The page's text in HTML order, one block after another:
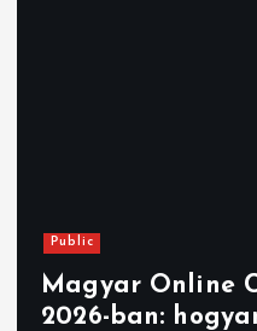
Public
Magyar Online
2026-ban: